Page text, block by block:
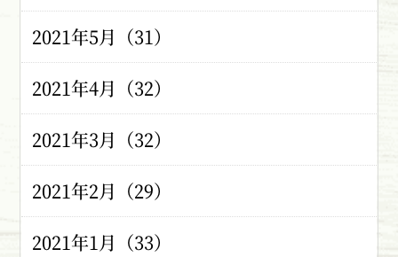
2021年5月（31）
2021年4月（32）
2021年3月（32）
2021年2月（29）
2021年1月（33）